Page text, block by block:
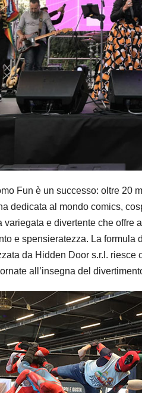
Fun è un successo: oltre 20
dedicata al mondo comics,
variegata e divertente che offre
e spensieratezza. La
da Hidden Door s.r.l.
all’insegna del